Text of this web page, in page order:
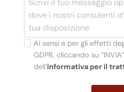
Ai sensi e per gli effetti
GDPR, cliccando su
dell’informativa per il